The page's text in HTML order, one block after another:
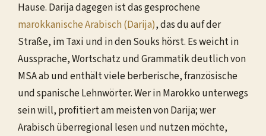
Hause. Darija dagegen ist das gesprochene
marokkanische Arabisch (Darija), das du auf der
Straße, im Taxi und in den Souks hörst. Es weicht in
Aussprache, Wortschatz und Grammatik deutlich von
MSA ab und enthält viele berberische, französische
und spanische Lehnwörter. Wer in Marokko unterwegs
sein will, profitiert am meisten von Darija; wer
Arabisch überregional lesen und nutzen möchte,